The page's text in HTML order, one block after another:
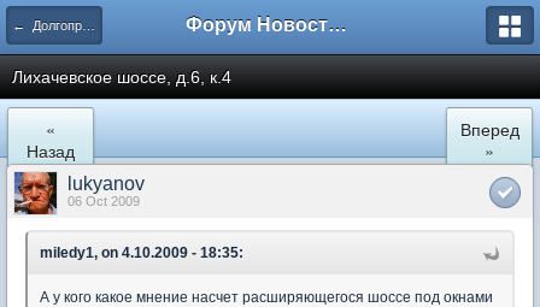
← Долгопрудный Форум Новостройки
Лихачевское шоссе, д.6, к.4
«
Назад
Вперед
»
lukyanov
06 Oct 2009
miledy1, on 4.10.2009 - 18:35:
А у кого какое мнение насчет расширяющегося шоссе под окнами